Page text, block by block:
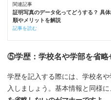
関連記事
証明写真のデータ化ってどうする？ 具
順やメリットを解説
記事を読む
⑤学歴：学校名や学部を省略
学歴を記入する際には、学校名
入しましょう。基本情報と同様に